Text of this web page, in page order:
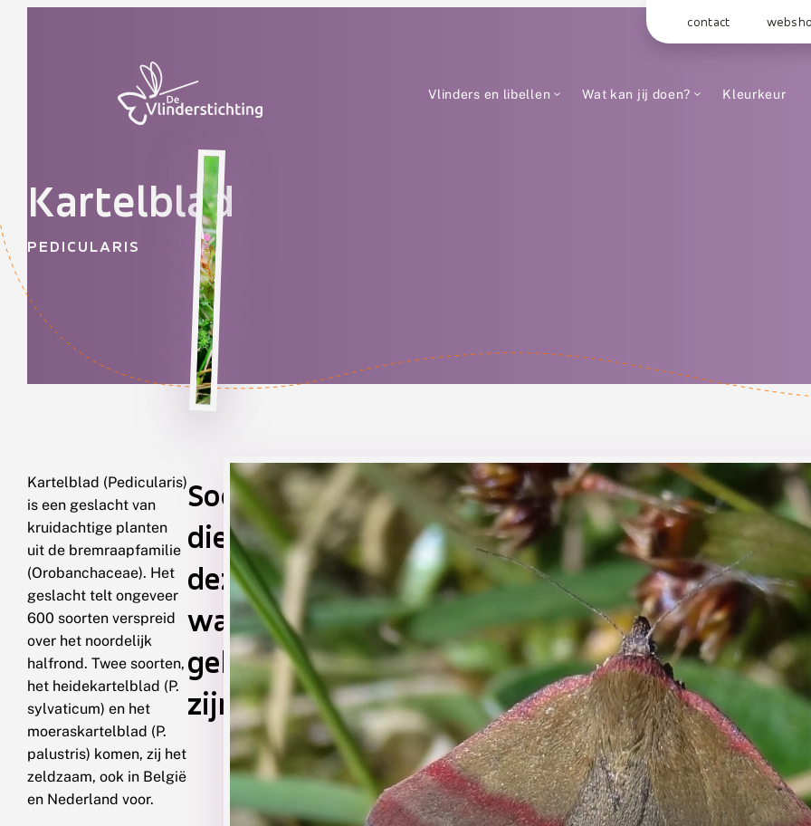
contact
Vlinders en libellen Wat kan jij doen? Kleurkeur
Kartelblad
PEDICULARIS
Kartelblad (Pedicularis)
is een geslacht van
kruidachtige planten
uit de bremraapfamilie
(Orobanchaceae). Het
geslacht telt ongeveer
600 soorten verspreid
over het noordelijk
halfrond. Twee soorten,
het heidekartelblad (P.
sylvaticum) en het
moeraskartelblad (P.
palustris) komen, zij het
zeldzaam, ook in België
en Nederland voor.
Soorten
die
deze
waardplant
gebruiken
zijn